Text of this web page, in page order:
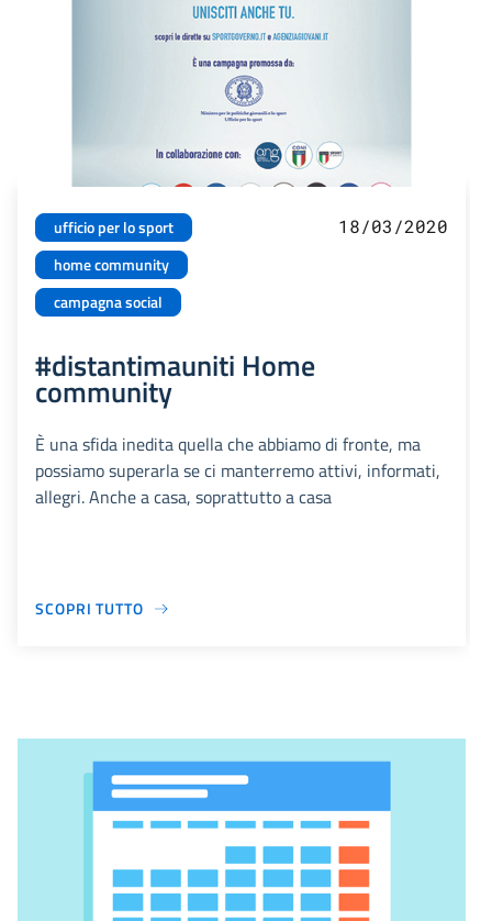
ufficio per lo sport
home community
campagna social
18/03/2020
#distantimauniti Home
community
È una sfida inedita quella che abbiamo di fronte, ma
possiamo superarla se ci manterremo attivi, informati,
allegri. Anche a casa, soprattutto a casa
SCOPRI TUTTO